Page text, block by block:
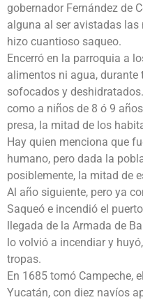
gobernador Fernández de
alguna al ser avistadas
hizo cuantioso saqueo.
Encerró en la parroquia a
alimentos ni agua, durante
sofocados y
como a niños de 8 ó 9
presa, la mitad de los
Hay quien menciona que
humano, pero dada la
posiblemente, la mitad de
Al año siguiente, pero ya
Saqueó e incendió el
llegada de la Armada de
lo volvió a incendiar y
tropas.
En 1685 tomó Campeche,
Yucatán, con diez navíos